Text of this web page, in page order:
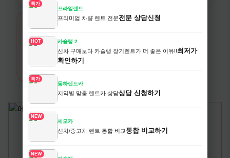
특가
프라임렌트
프리미엄 차량 렌트 전문전문 상담신청
HOT 카슐랭 2
신차 구매보다 카슐랭 장기렌트가 더 좋은 이유!!최저가
확인하기
특가
동하렌트카
지역별 맞춤 렌트카 상담상담 신청하기
NEW
세모카
신차/중고차 렌트 통합 비교통합 비교하기
NEW
생활/건강
전체보기
카테고리 상품 더 보기